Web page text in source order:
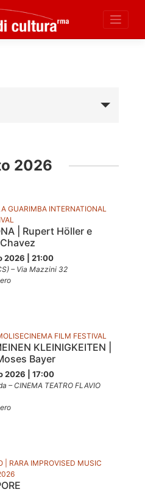
2026
GUARIMBA INTERNATIONAL
| Rupert Höller e
2026 | 21:00
– Via Mazzini 32
FILM FESTIVAL
KLEINIGKEITEN |
Bayer
2026 | 17:00
– CINEMA TEATRO FLAVIO
| RARA IMPROVISED MUSIC